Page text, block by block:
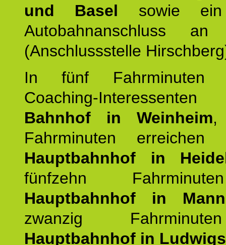
und Basel sowie ein
Autobahnanschluss
(Anschlussstelle
In fünf Fahrminuten
Coaching-
Bahnhof in Weinheim,
Fahrminuten
Hauptbahnhof in
fünfzehn
Hauptbahnhof in
zwanzig
Hauptbahnhof in